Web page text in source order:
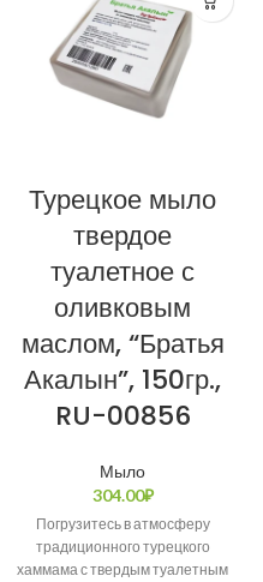
Турецкое мыло
твердое
туалетное с
оливковым
маслом, “Братья
Акалын”, 150гр.,
RU-00856
Мыло
304.00₽
Погрузитесь в атмосферу
традиционного турецкого
хаммама с твердым туалетным